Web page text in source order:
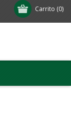
Carrito (0)